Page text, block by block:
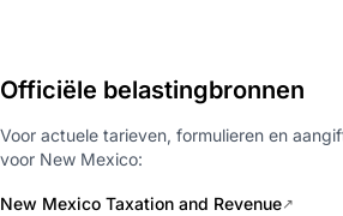
Officiële belastingbronnen
Voor actuele tarieven, formulieren en
voor New Mexico:
New Mexico Taxation and Revenue↗